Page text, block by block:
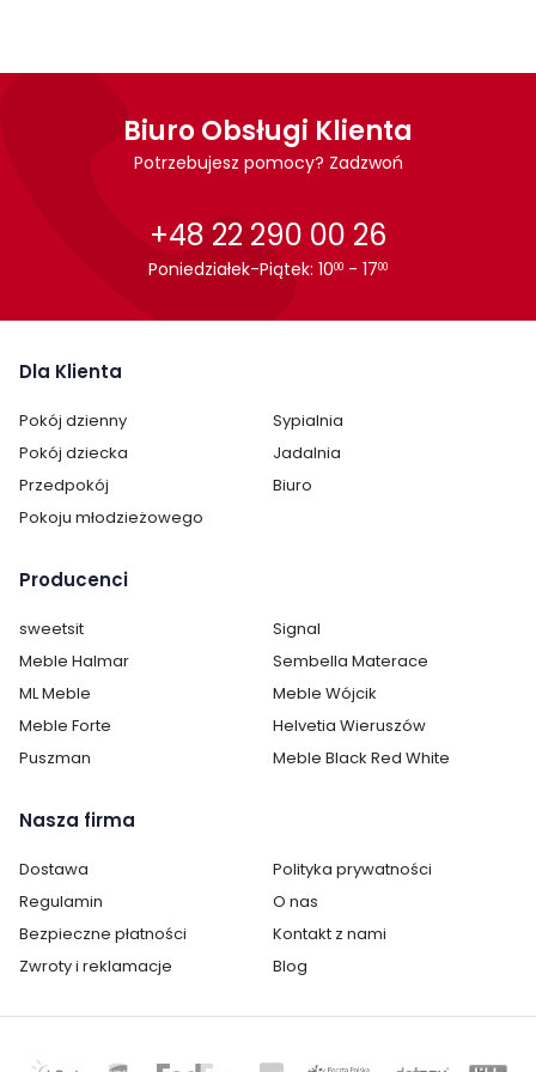
nogi: Stal malowana proszkowo
Oryginalnie zapakowane w paczkach wraz z instrukcją obsługi
Cechy charakterystyczne
Szerokość: 60 cm
Wysokość: 87
Montaż:
Styl: nowoczesny
Pokój: Salon
Kolor krzesła: szarości
Pomieszczenie:
Biuro
Kuchnia
Salon
Biuro Obsługi Klienta
Potrzebujesz pomocy? Zadzwoń
+48 22 290 00 26
Poniedziałek-Piątek: 1000 - 1700
Dla Klienta
Pokój dzienny
Sypialnia
Pokój dziecka
Jadalnia
Przedpokój
Biuro
Pokoju młodzieżowego
Producenci
sweetsit
Signal
Meble Halmar
Sembella Materace
ML Meble
Meble Wójcik
Meble Forte
Helvetia Wieruszów
Puszman
Meble Black Red White
Nasza firma
Dostawa
Polityka prywatności
Regulamin
O nas
Bezpieczne płatności
Kontakt z nami
Zwroty i reklamacje
Blog